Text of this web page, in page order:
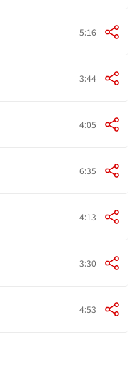
5:16
3:44
4:05
6:35
4:13
3:30
4:53